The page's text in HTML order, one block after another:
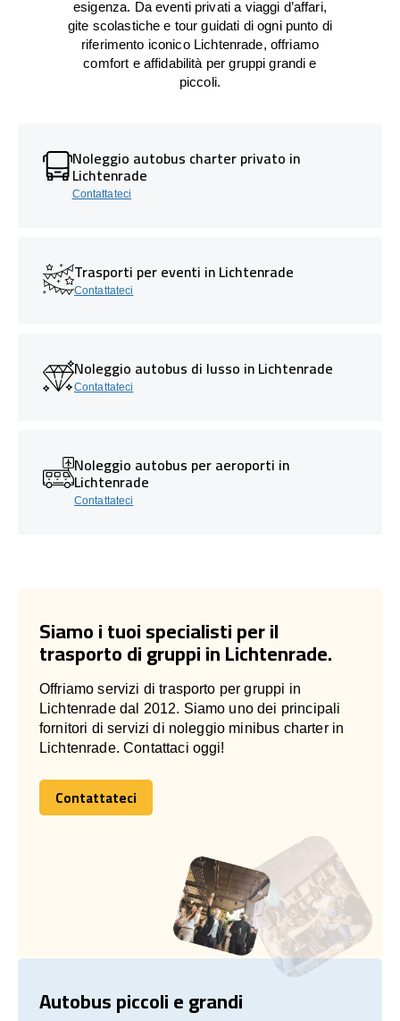
esigenza. Da eventi privati a viaggi d’affari,
gite scolastiche e tour guidati di ogni punto di
riferimento iconico Lichtenrade, offriamo
comfort e affidabilità per gruppi grandi e
piccoli.
Noleggio autobus charter privato in
Lichtenrade
Contattateci
Trasporti per eventi in Lichtenrade
Contattateci
Noleggio autobus di lusso in Lichtenrade
Contattateci
Noleggio autobus per aeroporti in
Lichtenrade
Contattateci
Siamo i tuoi specialisti per il
trasporto di gruppi in Lichtenrade.
Offriamo servizi di trasporto per gruppi in
Lichtenrade dal 2012. Siamo uno dei principali
fornitori di servizi di noleggio minibus charter in
Lichtenrade. Contattaci oggi!
Contattateci
Contattateci
Autobus piccoli e grandi